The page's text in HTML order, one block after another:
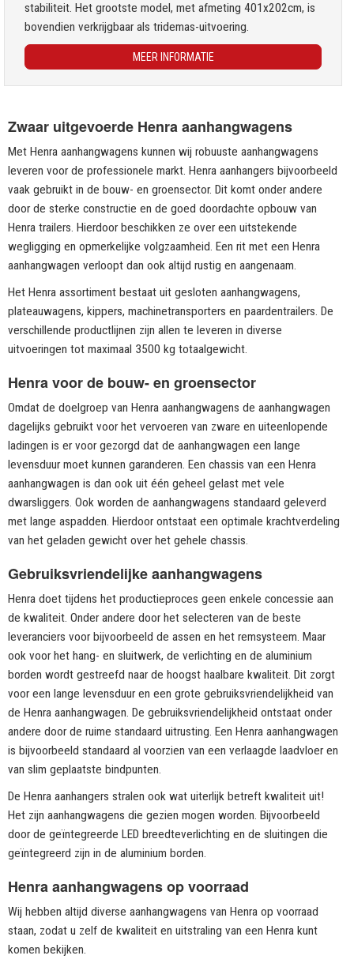
stabiliteit. Het grootste model, met afmeting 401x202cm, is
bovendien verkrijgbaar als tridemas-uitvoering.
MEER INFORMATIE
Zwaar uitgevoerde Henra aanhangwagens
Met Henra aanhangwagens kunnen wij robuuste aanhangwagens
leveren voor de professionele markt. Henra aanhangers bijvoorbeeld
vaak gebruikt in de bouw- en groensector. Dit komt onder andere
door de sterke constructie en de goed doordachte opbouw van
Henra trailers. Hierdoor beschikken ze over een uitstekende
wegligging en opmerkelijke volgzaamheid. Een rit met een Henra
aanhangwagen verloopt dan ook altijd rustig en aangenaam.
Het Henra assortiment bestaat uit gesloten aanhangwagens,
plateauwagens, kippers, machinetransporters en paardentrailers. De
verschillende productlijnen zijn allen te leveren in diverse
uitvoeringen tot maximaal 3500 kg totaalgewicht.
Henra voor de bouw- en groensector
Omdat de doelgroep van Henra aanhangwagens de aanhangwagen
dagelijks gebruikt voor het vervoeren van zware en uiteenlopende
ladingen is er voor gezorgd dat de aanhangwagen een lange
levensduur moet kunnen garanderen. Een chassis van een Henra
aanhangwagen is dan ook uit één geheel gelast met vele
dwarsliggers. Ook worden de aanhangwagens standaard geleverd
met lange aspadden. Hierdoor ontstaat een optimale krachtverdeling
van het geladen gewicht over het gehele chassis.
Gebruiksvriendelijke aanhangwagens
Henra doet tijdens het productieproces geen enkele concessie aan
de kwaliteit. Onder andere door het selecteren van de beste
leveranciers voor bijvoorbeeld de assen en het remsysteem. Maar
ook voor het hang- en sluitwerk, de verlichting en de aluminium
borden wordt gestreefd naar de hoogst haalbare kwaliteit. Dit zorgt
voor een lange levensduur en een grote gebruiksvriendelijkheid van
de Henra aanhangwagen. De gebruiksvriendelijkheid ontstaat onder
andere door de ruime standaard uitrusting. Een Henra aanhangwagen
is bijvoorbeeld standaard al voorzien van een verlaagde laadvloer en
van slim geplaatste bindpunten.
De Henra aanhangers stralen ook wat uiterlijk betreft kwaliteit uit!
Het zijn aanhangwagens die gezien mogen worden. Bijvoorbeeld
door de geïntegreerde LED breedteverlichting en de sluitingen die
geïntegreerd zijn in de aluminium borden.
Henra aanhangwagens op voorraad
Wij hebben altijd diverse aanhangwagens van Henra op voorraad
staan, zodat u zelf de kwaliteit en uitstraling van een Henra kunt
komen bekijken.